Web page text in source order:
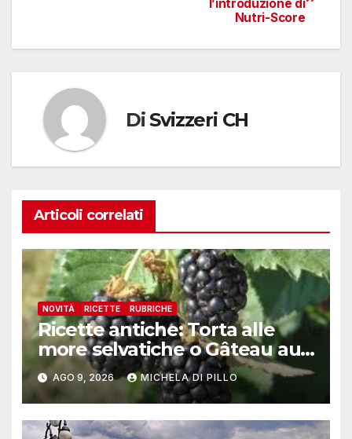
l’introduzione di
Nutri-Score
Di Svizzeri CH
Articoli correlati
NOVITÀ RICETTE RUBRICHE
Ricette antiche: Torta alle
more selvatiche o Gâteau au
mȗres sauvages
AGO 9, 2026 MICHELA DI PILLO